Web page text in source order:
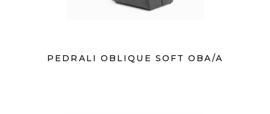
PEDRALI OBLIQUE SOFT OBA/A